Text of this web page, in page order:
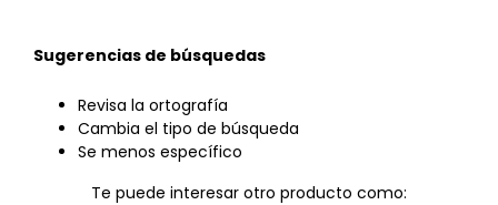
Sugerencias de búsquedas
Revisa la ortografía
Cambia el tipo de búsqueda
Se menos específico
Te puede interesar otro producto como: